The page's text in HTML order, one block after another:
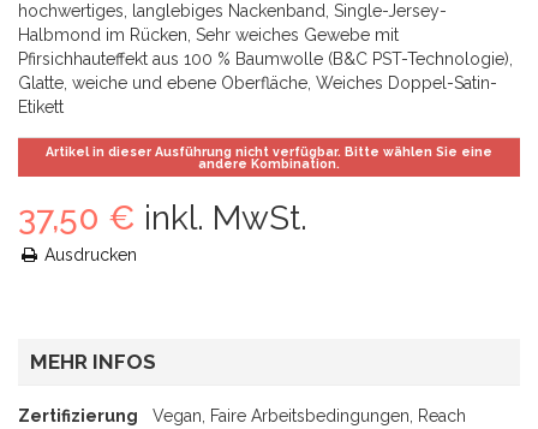
hochwertiges, langlebiges Nackenband, Single-Jersey-
Halbmond im Rücken, Sehr weiches Gewebe mit
Pfirsichhauteffekt aus 100 % Baumwolle (B&C PST-Technologie),
Glatte, weiche und ebene Oberfläche, Weiches Doppel-Satin-
Etikett
Artikel in dieser Ausführung nicht verfügbar. Bitte wählen Sie eine
andere Kombination.
37,50 € inkl. MwSt.
Ausdrucken
MEHR INFOS
Zertifizierung Vegan, Faire Arbeitsbedingungen, Reach